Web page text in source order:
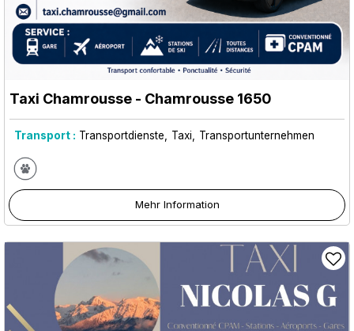
Taxi Chamrousse - Chamrousse 1650
Transport : Transportdienste Taxi Transportunternehmen
Mehr Information